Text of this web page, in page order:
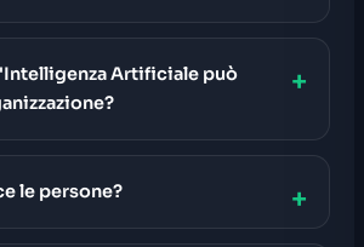
Artificiale può
le persone?